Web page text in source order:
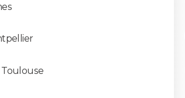
Toulouse